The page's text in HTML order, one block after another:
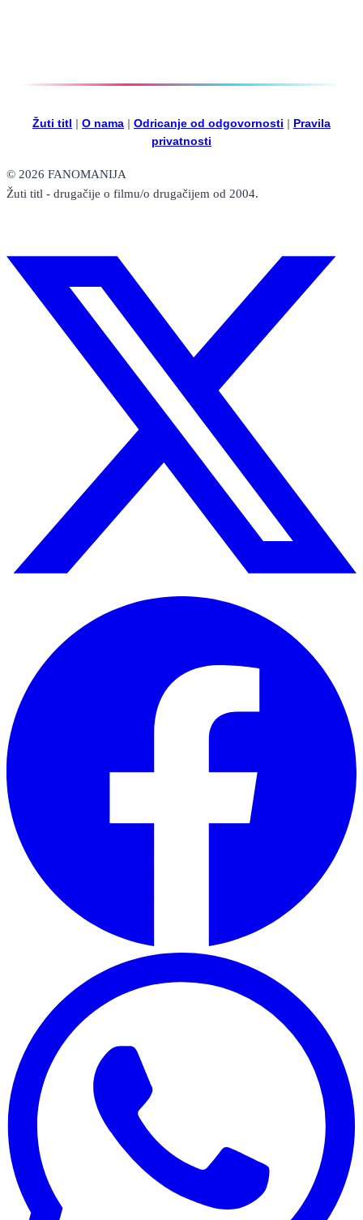
Žuti titl | O nama | Odricanje od odgovornosti | Pravila
privatnosti
© 2026 FANOMANIJA
Žuti titl - drugačije o filmu/o drugačijem od 2004.